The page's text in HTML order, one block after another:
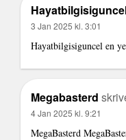
3 Jan 2025 kl. 3:01
Hayatbilgisiguncel en
Megabasterd
4 Jan 2025 kl. 9:21
MegaBasterd